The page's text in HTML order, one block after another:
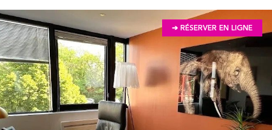
➔ RÉSERVER EN LIGNE